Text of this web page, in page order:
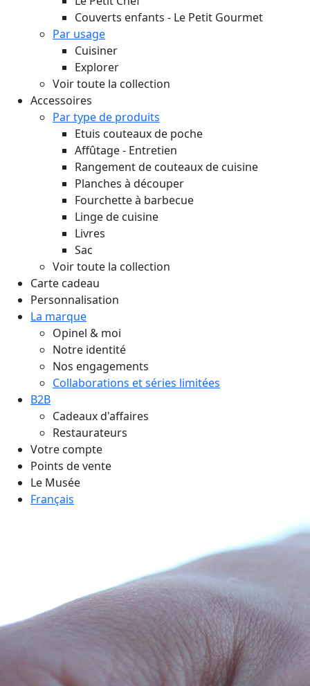
Couverts enfants - Le Petit Gourmet
Par usage
Cuisiner
Explorer
Voir toute la collection
Accessoires
Par type de produits
Etuis couteaux de poche
Affûtage - Entretien
Rangement de couteaux de cuisine
Planches à découper
Fourchette à barbecue
Linge de cuisine
Livres
Sac
Voir toute la collection
Carte cadeau
Personnalisation
La marque
Opinel & moi
Notre identité
Nos engagements
Collaborations et séries limitées
B2B
Cadeaux d'affaires
Restaurateurs
Votre compte
Points de vente
Le Musée
Français